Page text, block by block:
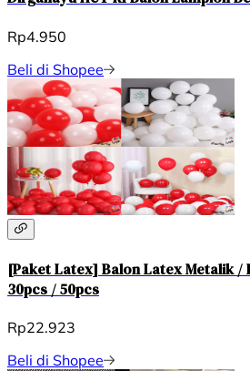
Rp4.950
Beli di Shopee
[Paket Latex] Balon Latex Metalik /
30pcs / 50pcs
Rp22.923
Beli di Shopee